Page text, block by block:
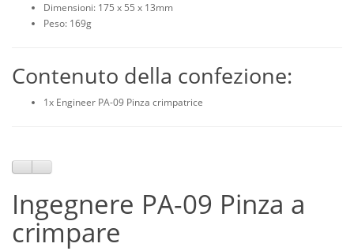
Dimensioni: 175 x 55 x 13mm
Peso: 169g
Contenuto della confezione:
1x Engineer PA-09 Pinza crimpatrice
Ingegnere PA-09 Pinza a
crimpare